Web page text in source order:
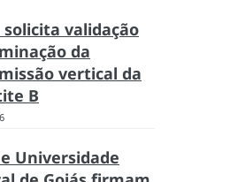
solicita validação
da
vertical da
B
e Universidade